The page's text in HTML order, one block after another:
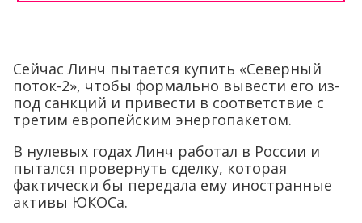
Сейчас Линч пытается купить «Северный
поток-2», чтобы формально вывести его из-
под санкций и привести в соответствие с
третим европейским энергопакетом.
В нулевых годах Линч работал в России и
пытался провернуть сделку, которая
фактически бы передала ему иностранные
активы ЮКОСа.